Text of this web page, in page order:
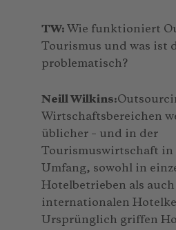
TW: Wie funktioniert
Tourismus und was ist
problematisch?
Neill Wilkins:
Wirtschaftsbereichen
üblicher – und in der
Tourismuswirtschaft in
Umfang, sowohl in
Hotelbetrieben als
internationalen
Ursprünglich griffen